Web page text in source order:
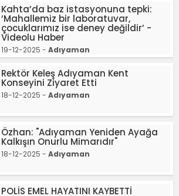
Kahta’da baz istasyonuna tepki:
‘Mahallemiz bir laboratuvar,
çocuklarımız ise deney değildir’ -
Videolu Haber
19-12-2025 - Adıyaman
Rektör Keleş Adıyaman Kent
Konseyini Ziyaret Etti
18-12-2025 - Adıyaman
Özhan: "Adıyaman Yeniden Ayağa
Kalkışın Onurlu Mimarıdır"
18-12-2025 - Adıyaman
POLİS EMEL HAYATINI KAYBETTİ